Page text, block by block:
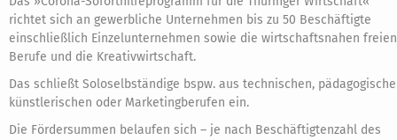
richtet sich an gewerbliche Unternehmen bis zu 50 Beschäftigte
einschließlich Einzelunternehmen sowie die wirtschaftsnahen freien
Berufe und die Kreativwirtschaft.
Das schließt Soloselbständige bspw. aus technischen,
künstlerischen oder Marketingberufen ein.
Die Fördersummen belaufen sich – je nach Beschäftigtenzahl des